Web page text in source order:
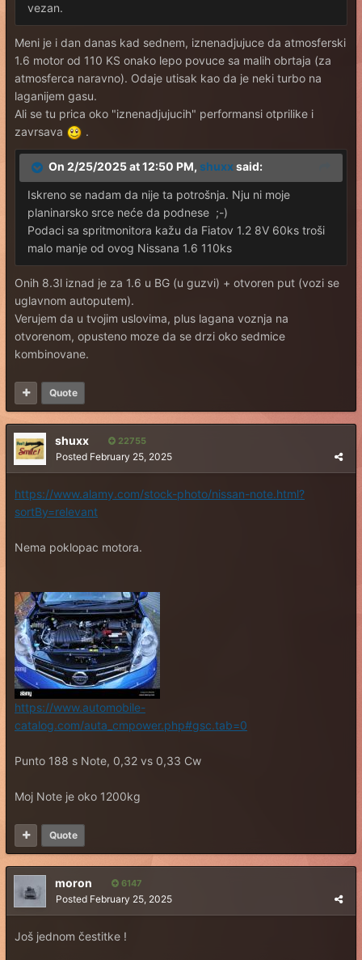
vezan.
Meni je i dan danas kad sednem, iznenadjujuce da atmosferski
1.6 motor od 110 KS onako lepo povuce sa malih obrtaja (za
atmosferca naravno). Odaje utisak kao da je neki turbo na
laganijem gasu.
Ali se tu prica oko "iznenadjujucih" performansi otprilike i
zavrsava
.
On 2/25/2025 at 12:50 PM, shuxxsaid:
Iskreno se nadam da nije ta potrošnja. Nju ni moje
planinarsko srce neće da podnese ;-)
Podaci sa spritmonitora kažu da Fiatov 1.2 8V 60ks troši
malo manje od ovog Nissana 1.6 110ks
Onih 8.3l iznad je za 1.6 u BG (u guzvi) + otvoren put (vozi se
uglavnom autoputem).
Verujem da u tvojim uslovima, plus lagana voznja na
otvorenom, opusteno moze da se drzi oko sedmice
kombinovane.
Quote
shuxx 22755
Posted February 25, 2025
https://www.alamy.com/stock-photo/nissan-note.html?
sortBy=relevant
Nema poklopac motora.
https://www.automobile-
catalog.com/auta_cmpower.php#gsc.tab=0
Punto 188 s Note, 0,32 vs 0,33 Cw
Moj Note je oko 1200kg
Quote
moron 6147
Posted February 25, 2025
Još jednom čestitke !